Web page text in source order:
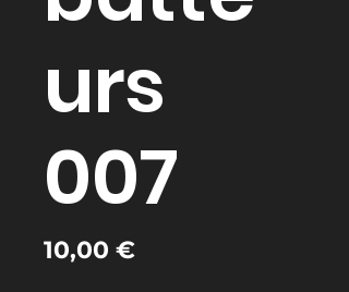
urs
007
10,00 €Preis